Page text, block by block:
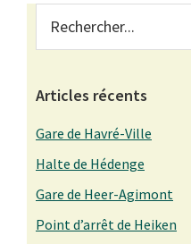
Primary
Sidebar
Articles récents
Gare de Havré-Ville
Halte de Hédenge
Gare de Heer-Agimont
Point d’arrêt de Heiken